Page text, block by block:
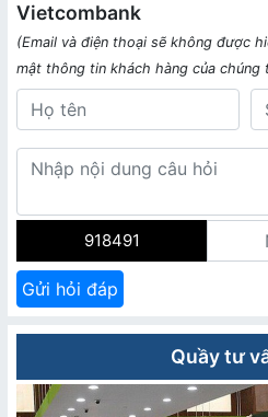
Vietcombank
(Email và điện thoại sẽ không được
mật thông tin khách hàng của chúng
918491
Gửi hỏi đáp
Quầy tư